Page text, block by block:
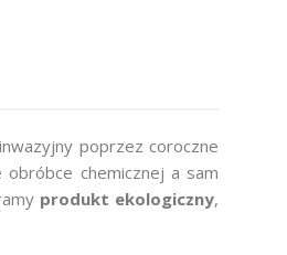
poprzez coroczne
chemicznej a sam
produkt ekologiczny,